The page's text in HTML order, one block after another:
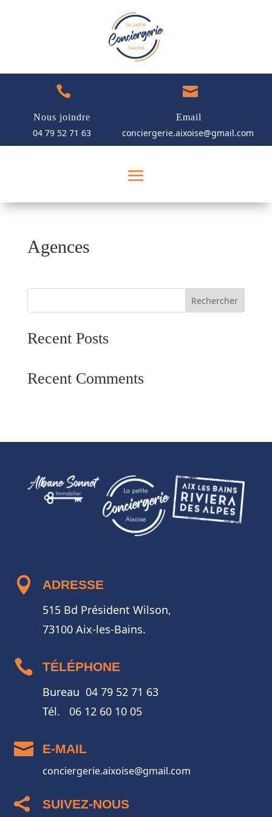

Nous joindre
04 79 52 71 63

Email
conciergerie.aixoise@gmail.com
Agences
Rechercher
Recent Posts
Recent Comments
 ADRESSE
515 Bd Président Wilson,
73100 Aix-les-Bains.
 TÉLÉPHONE
Bureau 04 79 52 71 63
Tél. 06 12 60 10 05
 E-MAIL
conciergerie.aixoise@gmail.com
 SUIVEZ-NOUS